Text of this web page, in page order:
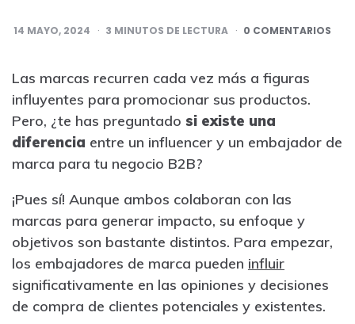
14 MAYO, 2024 3 MINUTOS DE LECTURA 0 COMENTARIOS
Las marcas recurren cada vez más a figuras
influyentes para promocionar sus productos.
Pero, ¿te has preguntado si existe una
diferencia entre un influencer y un embajador de
marca para tu negocio B2B?
¡Pues sí! Aunque ambos colaboran con las
marcas para generar impacto, su enfoque y
objetivos son bastante distintos. Para empezar,
los embajadores de marca pueden influir
significativamente en las opiniones y decisiones
de compra de clientes potenciales y existentes.